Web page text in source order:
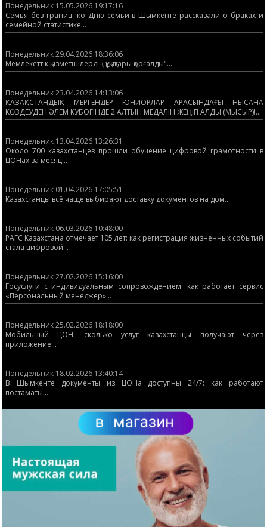
Понедельник 15.05.2026 19:17:16
Семья без границ: ко Дню семьи в Шымкенте рассказали о браках и
семейной статистике...
Понедельник 29.04.2026 18:36:06
Мемлекеттік қызметшілердің құқықтары қорғалды"...
Понедельник 23.04.2026 14:13:06
ҚАЗАҚСТАНДЫҚ МЕРГЕНДЕР ЮНИОРЛАР АРАСЫНДАҒЫ НЫСАНА
КӨЗДЕУДЕН ӘЛЕМ КУБОГІНДЕ 2 АЛТЫН МЕДАЛІН ЖЕҢІП АЛДЫ (МЫСЫР)!...
Понедельник 13.04.2026 13:26:31
Около 700 казахстанцев прошли обучение цифровой грамотности в
ЦОНах за месяц...
Понедельник 01.04.2026 17:05:51
Казахстанцы всё чаще выбирают доставку документов на дом...
Понедельник 06.03.2026 10:48:00
РАГС Казахстана отмечает 105 лет: как регистрация жизненных событий
стала цифровой...
Понедельник 27.02.2026 15:16:00
Госуслуги с индивидуальным сопровождением: как работает сервис
«Персональный менеджер»...
Понедельник 25.02.2026 18:18:00
Мобильный ЦОН: сколько услуг казахстанцы получают через
приложение...
Понедельник 18.02.2026 13:40:14
В Шымкенте документы из ЦОНа доступны 24/7: как работают
постаматы...